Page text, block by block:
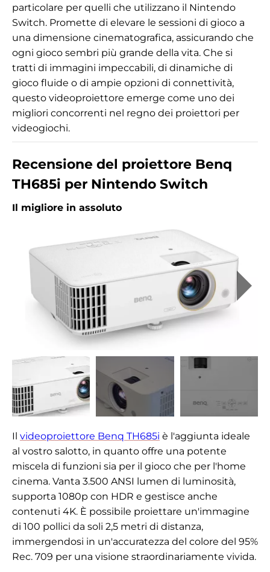
particolare per quelli che utilizzano il Nintendo
Switch. Promette di elevare le sessioni di gioco a
una dimensione cinematografica, assicurando che
ogni gioco sembri più grande della vita. Che si
tratti di immagini impeccabili, di dinamiche di
gioco fluide o di ampie opzioni di connettività,
questo videoproiettore emerge come uno dei
migliori concorrenti nel regno dei proiettori per
videogiochi.
Recensione del proiettore Benq
TH685i per Nintendo Switch
Il migliore in assoluto
Il videoproiettore Benq TH685i è l'aggiunta ideale
al vostro salotto, in quanto offre una potente
miscela di funzioni sia per il gioco che per l'home
cinema. Vanta 3.500 ANSI lumen di luminosità,
supporta 1080p con HDR e gestisce anche
contenuti 4K. È possibile proiettare un'immagine
di 100 pollici da soli 2,5 metri di distanza,
immergendosi in un'accuratezza del colore del 95%
Rec. 709 per una visione straordinariamente vivida.